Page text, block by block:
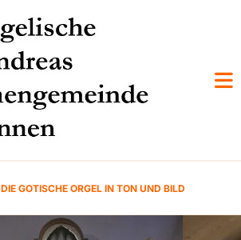
DIE GOTISCHE ORGEL IN TON UND BILD